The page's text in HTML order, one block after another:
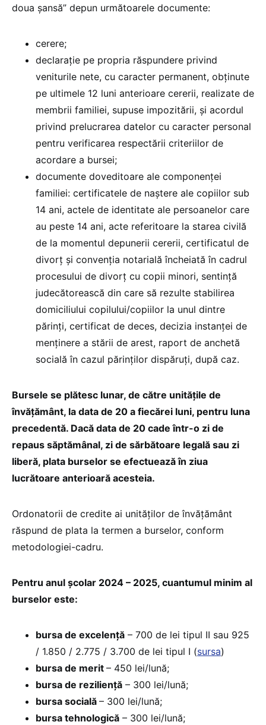
doua șansă” depun următoarele documente:
cerere;
declarație pe propria răspundere privind
veniturile nete, cu caracter permanent, obținute
pe ultimele 12 luni anterioare cererii, realizate de
membrii familiei, supuse impozitării, și acordul
privind prelucrarea datelor cu caracter personal
pentru verificarea respectării criteriilor de
acordare a bursei;
documente doveditoare ale componenței
familiei: certificatele de naștere ale copiilor sub
14 ani, actele de identitate ale persoanelor care
au peste 14 ani, acte referitoare la starea civilă
de la momentul depunerii cererii, certificatul de
divorț și convenția notarială încheiată în cadrul
procesului de divorț cu copii minori, sentință
judecătorească din care să rezulte stabilirea
domiciliului copilului/copiilor la unul dintre
părinți, certificat de deces, decizia instanței de
menținere a stării de arest, raport de anchetă
socială în cazul părinților dispăruți, după caz.
Bursele se plătesc lunar, de către unitățile de
învățământ, la data de 20 a fiecărei luni, pentru luna
precedentă. Dacă data de 20 cade într-o zi de
repaus săptămânal, zi de sărbătoare legală sau zi
liberă, plata burselor se efectuează în ziua
lucrătoare anterioară acesteia.
Ordonatorii de credite ai unităților de învățământ
răspund de plata la termen a burselor, conform
metodologiei-cadru.
Pentru anul școlar 2024 – 2025, cuantumul minim al
burselor este:
bursa de excelență – 700 de lei tipul II sau 925
/ 1.850 / 2.775 / 3.700 de lei tipul I (sursa)
bursa de merit – 450 lei/lună;
bursa de reziliență – 300 lei/lună;
bursa socială – 300 lei/lună;
bursa tehnologică – 300 lei/lună;